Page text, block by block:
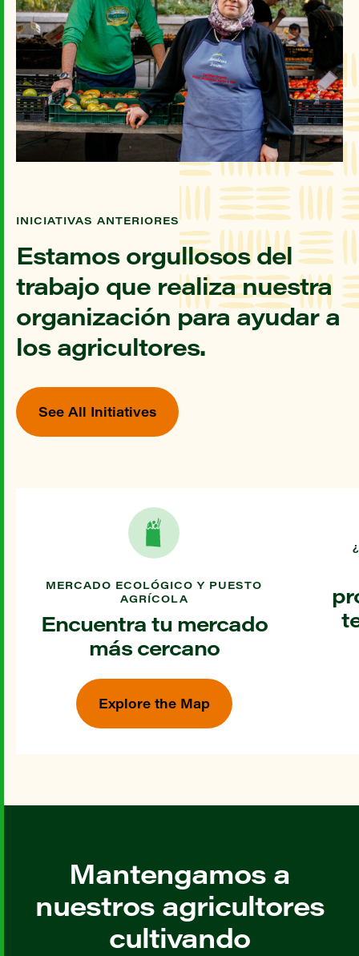
INICIATIVAS ANTERIORES
Estamos orgullosos del
trabajo que realiza nuestra
organización para ayudar a
los agricultores.
See All Initiatives
MERCADO ECOLÓGICO Y PUESTO
AGRÍCOLA
Encuentra tu mercado
más cercano
Explore the Map
Mantengamos a
nuestros agricultores
cultivando